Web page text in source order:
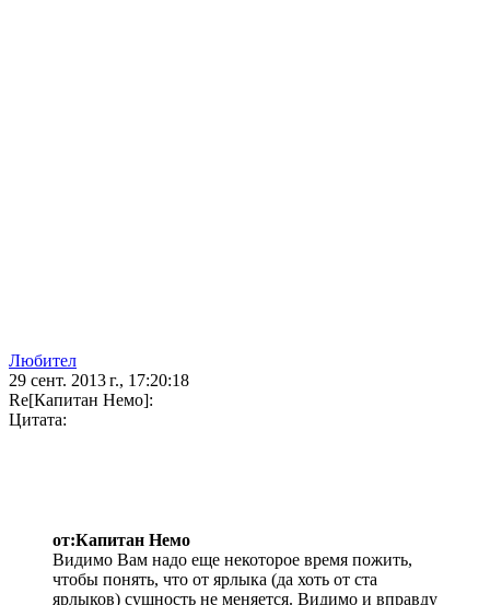
Любител
29 сент. 2013 г., 17:20:18
Re[Капитан Немо]:
Цитата:
от:Капитан Немо
Видимо Вам надо еще некоторое время пожить,
чтобы понять, что от ярлыка (да хоть от ста
ярлыков) сущность не меняется. Видимо и вправду